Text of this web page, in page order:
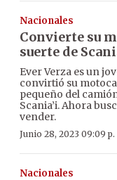
Nacionales
Convierte su
suerte de
Ever Verza es un
convirtió su
pequeño del
Scania’i. Ahora
vender.
Junio 28, 2023 09:09 p.
Nacionales